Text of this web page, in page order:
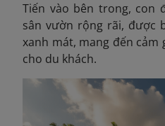
Tiến vào bên trong, con
sân vườn rộng rãi, được
xanh mát, mang đến cảm
cho du khách.